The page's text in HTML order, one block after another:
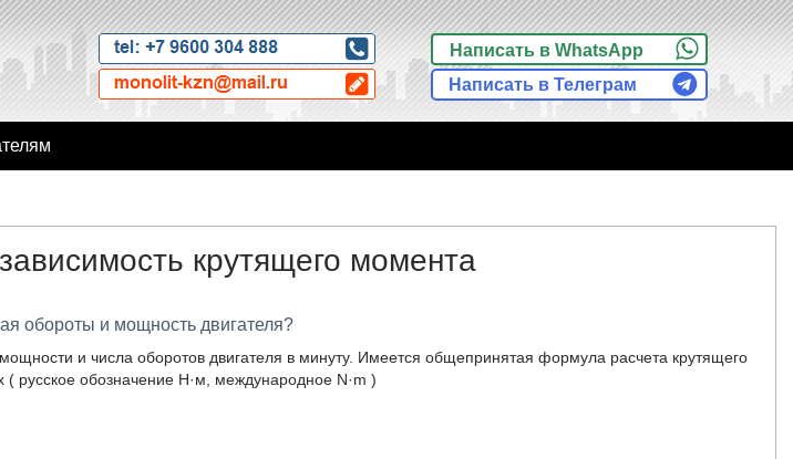
Написать в WhatsApp
Написать в Телеграм
крутящего момента
обороты и мощность двигателя?
и числа оборотов двигателя в минуту. Имеется общепринятая формула расчета крутящего
русское обозначение Н·м, международное N·m )